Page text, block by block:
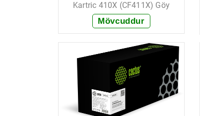
Kartric 410X (CF411X) Göy
Mövcuddur